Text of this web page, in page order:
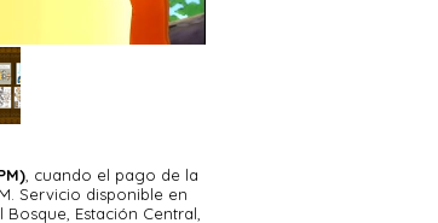
táctico por turnos
saga principal, los
en tres tipos de
y elegir el movimiento
cara a cara, llenar el
, cuando el pago de la
Servicio disponible en
Estación Central,